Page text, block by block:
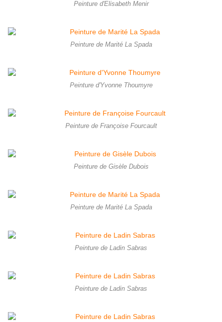
Peinture d'Elisabeth Menir
Peinture de Marité La Spada
Peinture d'Yvonne Thoumyre
Peinture de Françoise Fourcault
Peinture de Gisèle Dubois
Peinture de Marité La Spada
Peinture de Ladin Sabras
Peinture de Ladin Sabras